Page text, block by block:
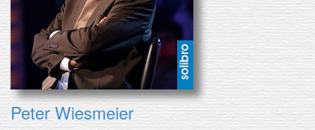
Peter Wiesmeier